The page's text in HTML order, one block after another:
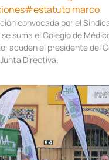
#estatuto marco
convocada por el
suma el Colegio de
acuden el presidente del
Directiva.